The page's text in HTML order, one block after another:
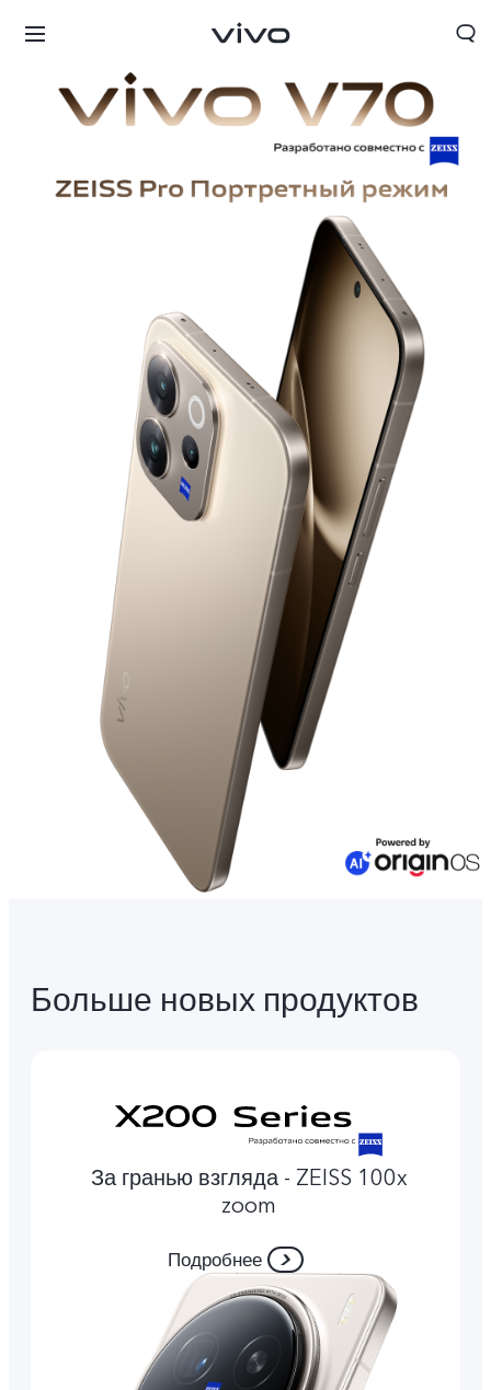
Казахстан | Выберите страну/регион
Больше новых продуктов
За гранью взгляда - ZEISS 100x
zoom
Подробнее